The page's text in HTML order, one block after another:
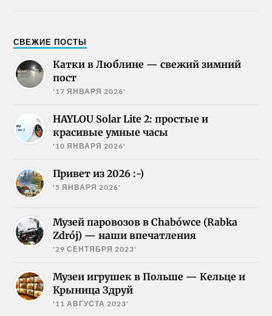
СВЕЖИЕ ПОСТЫ
Катки в Люблине — свежий зимний
пост
'17 ЯНВАРЯ 2026'
HAYLOU Solar Lite 2: простые и
красивые умные часы
'10 ЯНВАРЯ 2026'
Привет из 2026 :-)
'5 ЯНВАРЯ 2026'
Музей паровозов в Chabówce (Rabka
Zdrój) — наши впечатления
'29 СЕНТЯБРЯ 2023'
Музеи игрушек в Польше — Кельце и
Крыница Здруй
'11 АВГУСТА 2023'